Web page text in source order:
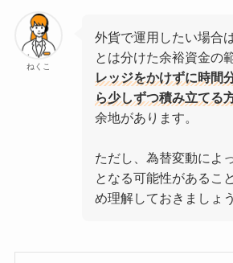
ねくこ
外貨で運用したい場合
とは分けた余裕資金の
レッジをかけずに時間
ら少しずつ積み立てる
余地があります。
ただし、為替変動によ
となる可能性があるこ
め理解しておきましょう